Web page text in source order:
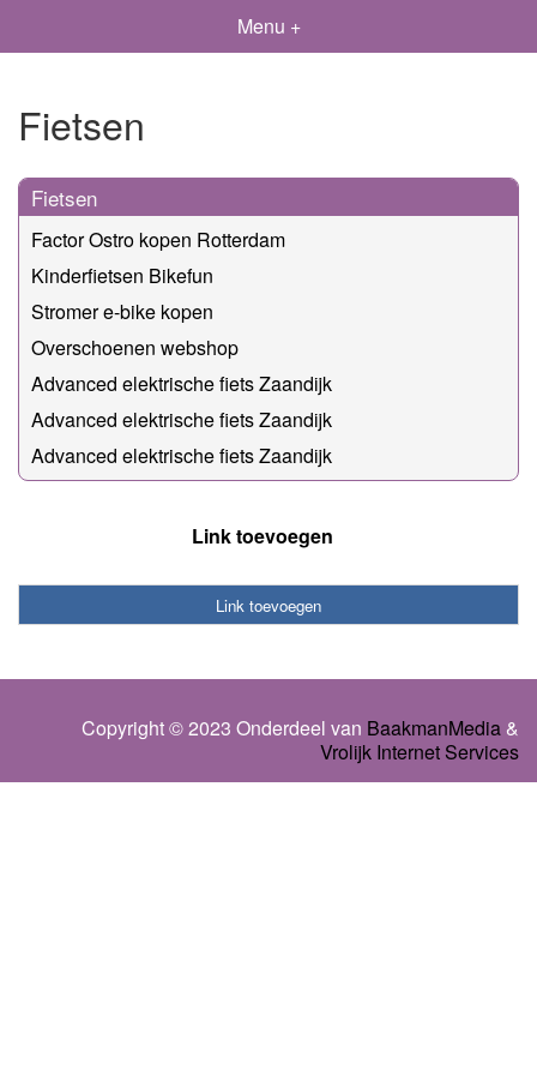
Menu +
Fietsen
Fietsen
Factor Ostro kopen Rotterdam
Kinderfietsen Bikefun
Stromer e-bike kopen
Overschoenen webshop
Advanced elektrische fiets Zaandijk
Advanced elektrische fiets Zaandijk
Advanced elektrische fiets Zaandijk
Link toevoegen
Link toevoegen
Copyright © 2023 Onderdeel van BaakmanMedia &
Vrolijk Internet Services